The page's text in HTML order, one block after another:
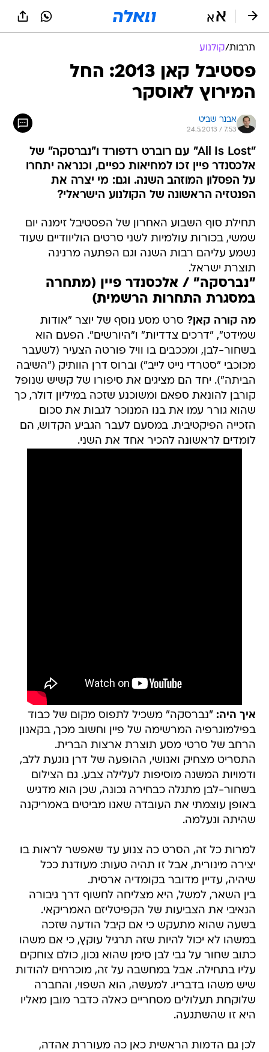
תרבות/קולנוע
פסטיבל קאן 2013: החל
המירוץ לאוסקר
אבנר שביט
24.5.2013 / 7:53
"All Is Lost" עם רוברט רדפורד ו"נברסקה" של
אלכסנדר פיין זכו למחיאות כפיים, וכנראה יתחרו
על הפסלון המוזהב השנה. וגם: מי יצרה את
הפנטזיה הראשונה של הקולנוע הישראלי?
תחילת סוף השבוע האחרון של הפסטיבל זימנה יום
שמשי, בכורות עולמיות לשני סרטים הוליוודיים שעוד
נשמע עליהם רבות השנה וגם הפתעה מרנינה
תוצרת ישראל.
"נברסקה" / אלכסנדר פיין (מתחרה
במסגרת התחרות הרשמית)
מה קורה קאן? סרט מסע נוסף של יוצר "אודות
שמידט", "דרכים צדדיות" ו"היורשים". הפעם הוא
בשחור-לבן, ומככבים בו וויל פורטה הצעיר (לשעבר
מכוכבי "סטרדי נייט לייב") וברוס דרן הוותיק ("השיבה
הביתה"). יחד הם מציגים את סיפורו של קשיש שנופל
קורבן להונאת ספאם ומשוכנע שזכה במיליון דולר, כך
שהוא גורר עמו את בנו המנוכר לגבות את סכום
הזכייה הפיקטיבית. במסעם לעבר הגביע הקדוש, הם
לומדים לראשונה להכיר אחד את השני.
איך היה: "נברסקה" משכיל לתפוס מקום של כבוד
בפילמוגרפיה המרשימה של פיין וחשוב מכך, בקאנון
הרחב של סרטי מסע תוצרת ארצות הברית.
התסריט מצחיק ואנושי, ההופעה של דרן נוגעת ללב,
ודמויות המשנה מוסיפות לעלילה צבע. גם הצילום
בשחור-לבן מתגלה כבחירה נכונה, שכן הוא מדגיש
באופן עוצמתי את העובדה שאנו מביטים באמריקנה
שהיתה ונעלמה.
למרות כל זה, הסרט כה צנוע עד שאפשר לראות בו
יצירה מינורית, אבל זו תהיה טעות: מעודנת ככל
שיהיה, עדיין מדובר בקומדיה ארסית.
בין השאר, למשל, היא מצליחה לחשוף דרך גיבורה
הנאיבי את הצביעות של הקפיטליזם האמריקאי.
בשעה שהוא מתעקש כי אם קיבל הודעה שזכה
במשהו לא יכול להיות שזה תרגיל עוקץ, כי אם משהו
כתוב שחור על גבי לבן סימן שהוא נכון, כולם צוחקים
עליו בתחילה. אבל במחשבה על זה, מוכרחים להודות
שיש משהו בדבריו. למעשה, הוא השפוי, והחברה
שלוקחת תעלולים מסחריים כאלה כדבר מובן מאליו
היא זו שהשתגעה.
לכן גם הדמות הראשית כאן כה מעוררת אהדה,